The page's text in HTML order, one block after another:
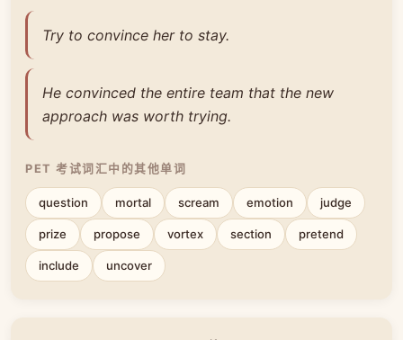
Try to convince her to stay.
He convinced the entire team that the new
approach was worth trying.
PET 考试词汇中的其他单词
question mortal scream emotion judge
prize propose vortex section pretend
include uncover